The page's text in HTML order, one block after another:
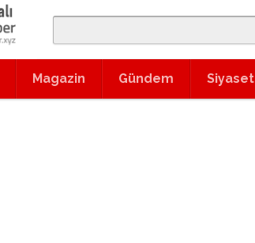
Magazin Gündem Siyaset